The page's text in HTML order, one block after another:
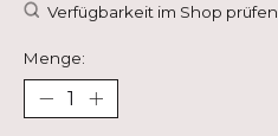
Verfügbarkeit im Shop prüfen
Menge: